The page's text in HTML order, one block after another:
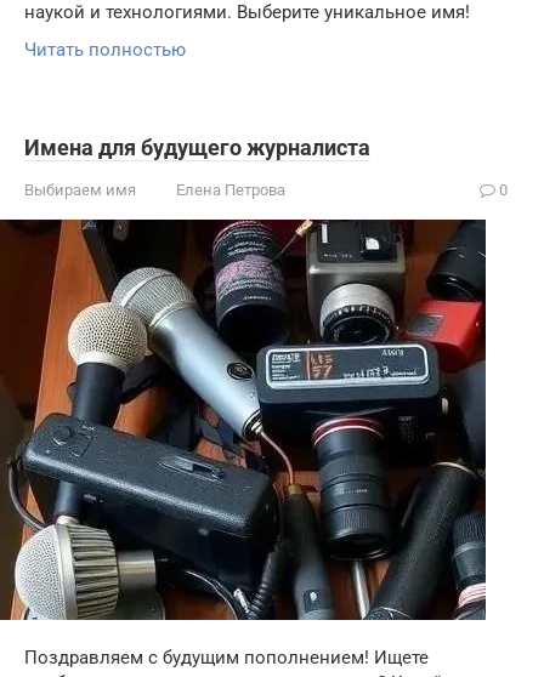
наукой и технологиями. Выберите уникальное имя!
Читать полностью
Имена для будущего журналиста
Выбираем имя Елена Петрова 0
Поздравляем с будущим пополнением! Ищете